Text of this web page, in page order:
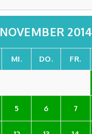
NOVEMBER 2014
MI. DO. FR.
5 6 7